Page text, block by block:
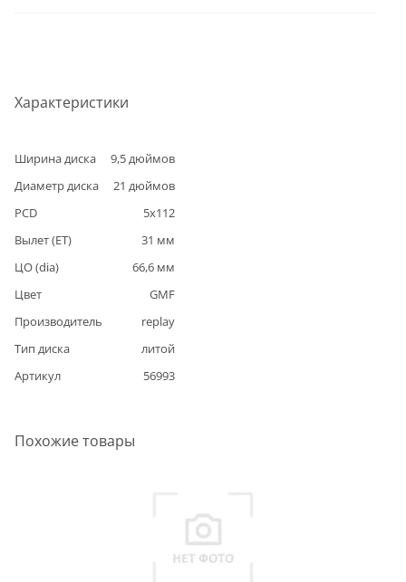
Характеристики
Ширина диска 9,5дюймов
Диаметр диска
21 дюймов
PCD
5x112
Вылет (ET)
31 мм
ЦО (dia)
66,6 мм
Цвет
GMF
Производитель
replay
Тип диска
литой
Артикул
56993
Похожие товары